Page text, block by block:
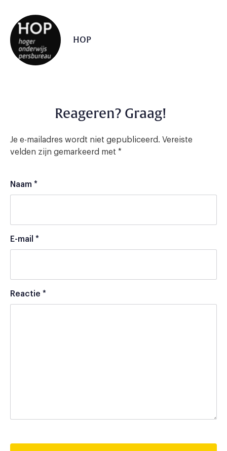
HOP
Reageren? Graag!
Je e-mailadres wordt niet gepubliceerd. Vereiste
velden zijn gemarkeerd met *
Naam *
E-mail *
Reactie *